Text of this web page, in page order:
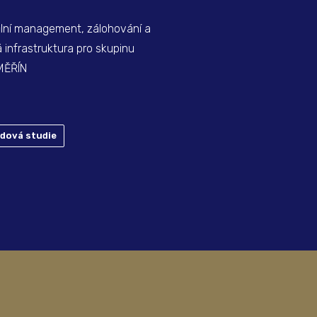
management, zálohování a
infrastruktura pro skupinu
studie